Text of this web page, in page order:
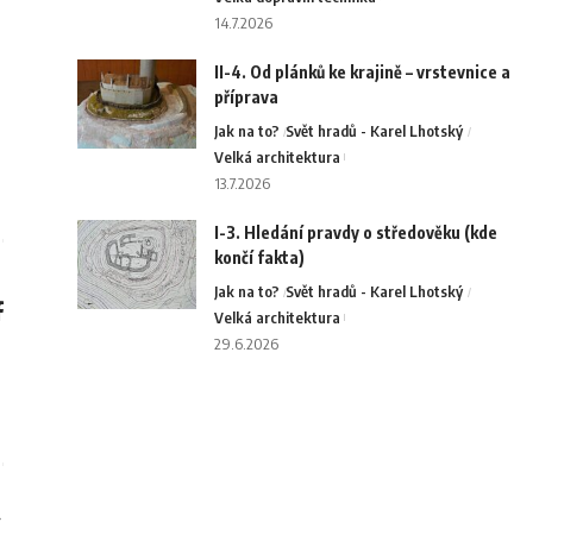
14.7.2026
II-4. Od plánků ke krajině – vrstevnice a
příprava
Jak na to? Svět hradů - Karel Lhotský
Velká architektura
13.7.2026
I-3. Hledání pravdy o středověku (kde
končí fakta)
Jak na to? Svět hradů - Karel Lhotský
Velká architektura
29.6.2026